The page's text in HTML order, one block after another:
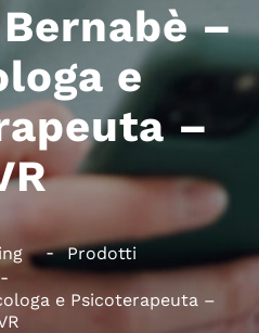
–
e
–
Prodotti
e Psicoterapeuta –